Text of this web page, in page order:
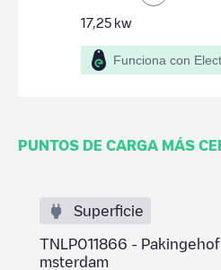
17,25 kw
Funciona con
PUNTOS DE CARGA MÁS
Superficie
TNLP011866 -
msterdam